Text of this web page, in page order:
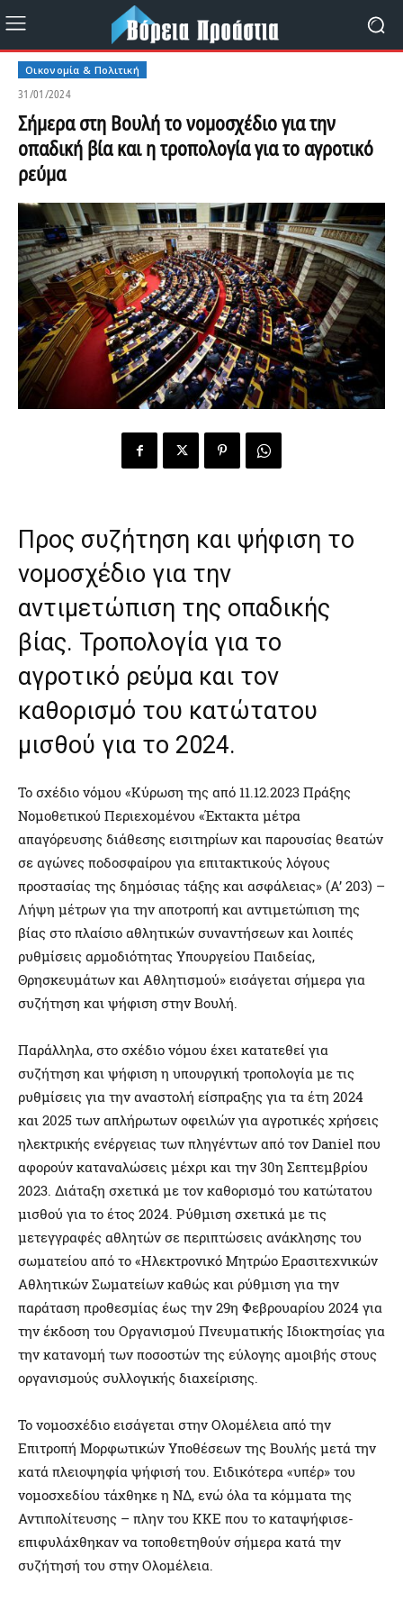
Οικονομία & Πολιτική
31/01/2024
Σήμερα στη Βουλή το νομοσχέδιο για την
οπαδική βία και η τροπολογία για το αγροτικό
ρεύμα
Προς συζήτηση και ψήφιση το
νομοσχέδιο για την
αντιμετώπιση της οπαδικής
βίας. Τροπολογία για το
αγροτικό ρεύμα και τον
καθορισμό του κατώτατου
μισθού για το 2024.
Το σχέδιο νόμου «Κύρωση της από 11.12.2023 Πράξης
Νομοθετικού Περιεχομένου «Έκτακτα μέτρα
απαγόρευσης διάθεσης εισιτηρίων και παρουσίας θεατών
σε αγώνες ποδοσφαίρου για επιτακτικούς λόγους
προστασίας της δημόσιας τάξης και ασφάλειας» (Α’ 203) –
Λήψη μέτρων για την αποτροπή και αντιμετώπιση της
βίας στο πλαίσιο αθλητικών συναντήσεων και λοιπές
ρυθμίσεις αρμοδιότητας Υπουργείου Παιδείας,
Θρησκευμάτων και Αθλητισμού» εισάγεται σήμερα για
συζήτηση και ψήφιση στην Βουλή.
Παράλληλα, στο σχέδιο νόμου έχει κατατεθεί για
συζήτηση και ψήφιση η υπουργική τροπολογία με τις
ρυθμίσεις για την αναστολή είσπραξης για τα έτη 2024
και 2025 των απλήρωτων οφειλών για αγροτικές χρήσεις
ηλεκτρικής ενέργειας των πληγέντων από τον Daniel που
αφορούν καταναλώσεις μέχρι και την 30η Σεπτεμβρίου
2023. Διάταξη σχετικά με τον καθορισμό του κατώτατου
μισθού για το έτος 2024. Ρύθμιση σχετικά με τις
μετεγγραφές αθλητών σε περιπτώσεις ανάκλησης του
σωματείου από το «Ηλεκτρονικό Μητρώο Ερασιτεχνικών
Αθλητικών Σωματείων καθώς και ρύθμιση για την
παράταση προθεσμίας έως την 29η Φεβρουαρίου 2024 για
την έκδοση του Οργανισμού Πνευματικής Ιδιοκτησίας για
την κατανομή των ποσοστών της εύλογης αμοιβής στους
οργανισμούς συλλογικής διαχείρισης.
Το νομοσχέδιο εισάγεται στην Ολομέλεια από την
Επιτροπή Μορφωτικών Υποθέσεων της Βουλής μετά την
κατά πλειοψηφία ψήφισή του. Ειδικότερα «υπέρ» του
νομοσχεδίου τάχθηκε η ΝΔ, ενώ όλα τα κόμματα της
Αντιπολίτευσης – πλην του ΚΚΕ που το καταψήφισε-
επιφυλάχθηκαν να τοποθετηθούν σήμερα κατά την
συζήτησή του στην Ολομέλεια.